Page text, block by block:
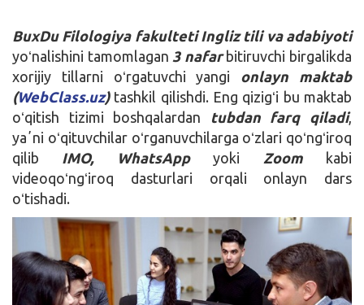
BuxDu Filologiya fakulteti Ingliz tili va adabiyoti
yoʻnalishini tamomlagan 3 nafarbitiruvchi birgalikda
xorijiy tillarni oʻrgatuvchi yangi onlayn maktab
(WebClass.uz) tashkil qilishdi. Eng qizigʻi bu maktab
oʻqitish tizimi boshqalardan
tubdan farq qiladi,
yaʼni oʻqituvchilar oʻrganuvchilarga oʻzlari qoʻngʻiroq
qilib IMO, WhatsAppyoki Zoomkabi
videoqoʻngʻiroq dasturlari orqali onlayn dars
oʻtishadi.